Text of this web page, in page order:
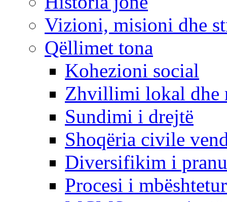
Vizioni, misioni dhe
Qëllimet tona
Kohezioni social
Zhvillimi lokal dhe
Sundimi i drejtë
Shoqëria civile
Diversifikim i
Procesi i